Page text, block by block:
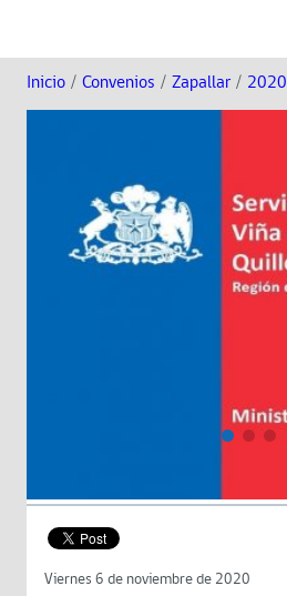
Inicio / Convenios / Zapallar / 2020
Viernes 6 de noviembre de 2020